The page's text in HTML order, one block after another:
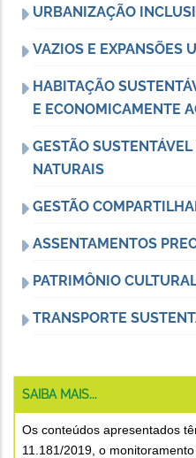
URBANIZAÇÃO
VAZIOS E EXPANSÕES
HABITAÇÃO
E ECONOMICAMENTE
GESTÃO
NATURAIS
GESTÃO
ASSENTAMENTOS
PATRIMÔNIO
TRANSPORTE
SAIBA MAIS...
Os conteúdos apresentados
11.181/2019, o